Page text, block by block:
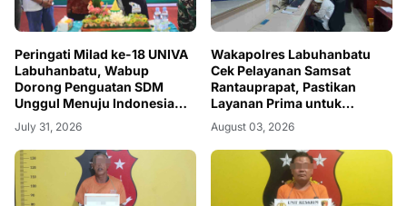
Peringati Milad ke-18 UNIVA
Labuhanbatu, Wabup
Dorong Penguatan SDM
Unggul Menuju Indonesia
Emas 2045
July 31, 2026
Wakapolres Labuhanbatu
Cek Pelayanan Samsat
Rantauprapat, Pastikan
Layanan Prima untuk
Masyarakat
August 03, 2026